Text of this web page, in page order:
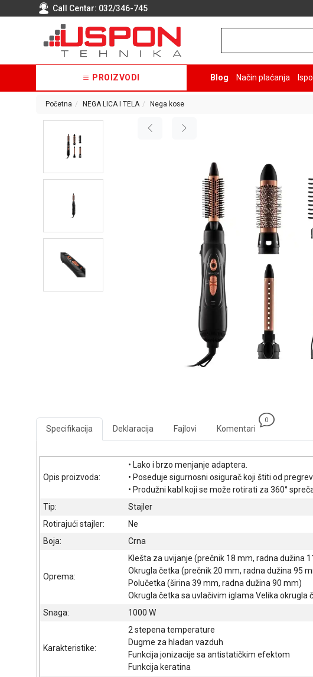
Call Centar: 032/346-745
PROIZVODI Blog Način plaćanja
Početna NEGA LICA I TELA Nega kose
Specifikacija Deklaracija Fajlovi Komentari
0
Opis proizvoda:
• Lako i brzo menjanje adaptera.
• Poseduje sigurnosni osigurač koji štiti od
• Produžni kabl koji se može rotirati za 360°
Tip:
Stajler
Rotirajući stajler:
Ne
Boja:
Crna
Oprema:
Klešta za uvijanje (prečnik 18 mm, radna dužina
Okrugla četka (prečnik 20 mm, radna dužina 95
Polučetka (širina 39 mm, radna dužina 90 mm)
Okrugla četka sa uvlačivim iglama Velika okrugla
Snaga:
1000 W
Karakteristike:
2 stepena temperature
Dugme za hladan vazduh
Funkcija jonizacije sa antistatičkim efektom
Funkcija keratina